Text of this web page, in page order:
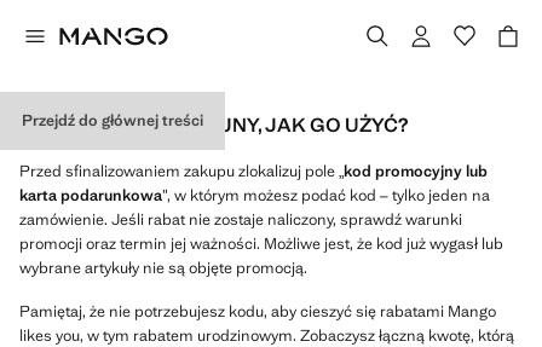
Przejdź do głównej treści
MAM KOD PROMOCYJNY, JAK GO UŻYĆ?
Przed sfinalizowaniem zakupu zlokalizuj pole „kod promocyjny lub
karta podarunkowa”, w którym możesz podać kod – tylko jeden na
zamówienie. Jeśli rabat nie zostaje naliczony, sprawdź warunki
promocji oraz termin jej ważności. Możliwe jest, że kod już wygasł lub
wybrane artykuły nie są objęte promocją.
Pamiętaj, że nie potrzebujesz kodu, aby cieszyć się rabatami Mango
likes you, w tym rabatem urodzinowym. Zobaczysz łączną kwotę, którą